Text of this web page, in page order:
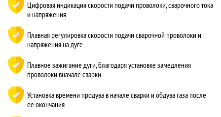
Цифровая индикация скорости подачи проволоки, сварочного тока
и напряжения
Плавная регулировка скорости подачи сварочной проволоки и
напряжения на дуге
Плавное зажигание дуги, благодаря установке замедления
проволоки вначале сварки
Установка времени продува в начале сварки и обдува газа после
ее окончания